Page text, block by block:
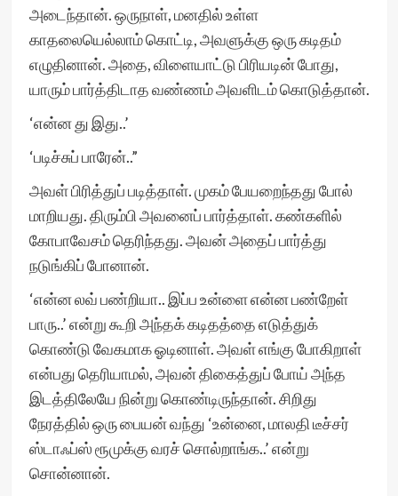
அடைந்தான். ஒருநாள், மனதில் உள்ள
காதலையெல்லாம் கொட்டி, அவளுக்கு ஒரு கடிதம்
எழுதினான். அதை, விளையாட்டு பிரியடின் போது,
யாரும் பார்த்திடாத வண்ணம் அவளிடம் கொடுத்தான்.
‘என்ன து இது..’
‘படிச்சுப் பாரேன்..”
அவள் பிரித்துப் படித்தாள். முகம் பேயறைந்தது போல்
மாறியது. திரும்பி அவனைப் பார்த்தாள். கண்களில்
கோபாவேசம் தெரிந்தது. அவன் அதைப் பார்த்து
நடுங்கிப் போனான்.
‘என்ன லவ் பண்றியா.. இப்ப உன்ளை என்ன பண்றேள்
பாரு..’ என்று கூறி அந்தக் கடிதத்தை எடுத்துக்
கொண்டு வேகமாக ஓடினாள். அவள் எங்கு போகிறாள்
என்பது தெரியாமல், அவன் திகைத்துப் போய் அந்த
இடத்திலேயே நின்று கொண்டிருந்தான். சிறிது
நேரத்தில் ஒரு பையன் வந்து ‘உன்னை, மாலதி டீச்சர்
ஸ்டாஃப்ஸ் ரூமுக்கு வரச் சொல்றாங்க..’ என்று
சொன்னான்.